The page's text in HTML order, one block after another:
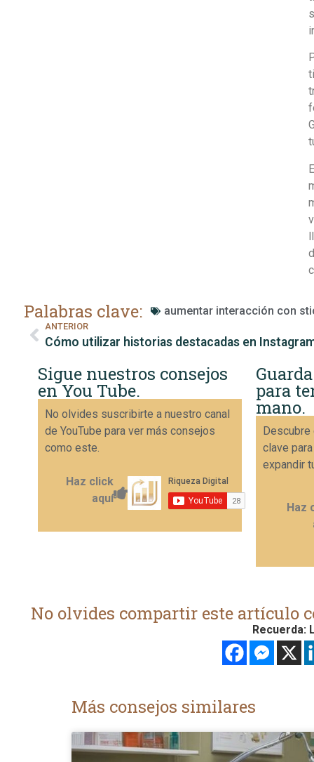
Palabras clave: aumentar interacción con
ANTERIOR
Cómo utilizar historias destacadas en
Sigue nuestros consejos
en You Tube.
No olvides suscribirte a nuestro canal
de YouTube para ver más consejos
como este.
Haz click
aquí
para
mano.
clave
expandir
Haz
No olvides compartir este artículo
Recuerda:
Más consejos similares